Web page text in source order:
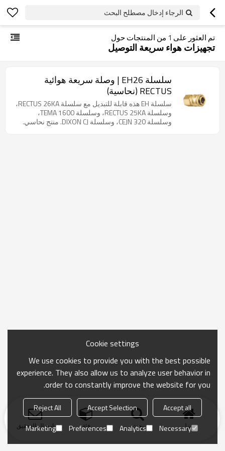
الرجاء إدخال مصطلح البحث
تم العثور على 1 من المنتجات حول
تجهيزات هواء سريعة التوصيل
سلسلة EH26 | وصلة سريعة هوائية
RECTUS (نحاسية)
سلسلة EH هذه قابلة للتبديل مع سلسلة RECTUS 26KA،
وسلسلة RECTUS 25KA، وسلسلة TEMA 1600،
وسلسلة CEJN 320، وسلسلة DIXON CJ. منتج نحاسي.
منزل بحث فئة ارسال التحقيق
Cookie settings
We use cookies to provide you with the best possible
experience. They also allow us to analyze user behavior in
order to constantly improve the website for you.
Accept all
Accept Selection
Reject All
Necessary
Analytics
Preferences
Marketing